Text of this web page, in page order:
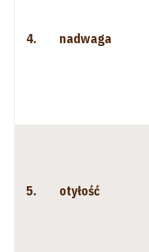
4. nadwaga
5. otyłość